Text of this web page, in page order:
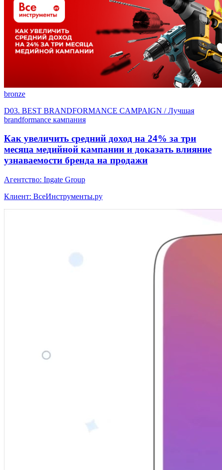
bronze
D03. BEST BRANDFORMANCE CAMPAIGN / Лучшая
brandformance кампания
Как увеличить средний доход на 24% за три
месяца медийной кампании и доказать влияние
узнаваемости бренда на продажи
Агентство: Ingate Group
Клиент: ВсеИнструменты.ру